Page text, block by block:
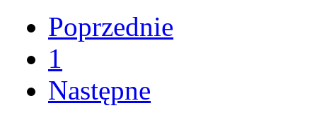
Poprzednie
1
Następne